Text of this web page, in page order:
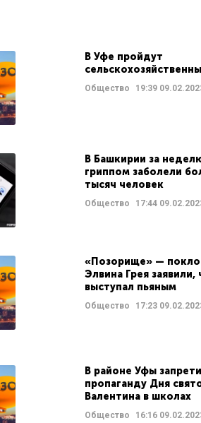
В Уфе пройдут
Общество 19:39
В Башкирии за
гриппом заболели
тысяч человек
Общество 17:44
«Позорище» —
Элвина Грея заявили,
выступал пьяным
Общество 17:23
В районе Уфы
пропаганду Дня
Валентина в школах
Общество 16:16